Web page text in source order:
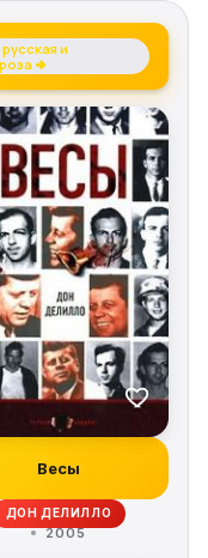
и
→
Весы
ДОН ДЕЛИЛЛО
2005